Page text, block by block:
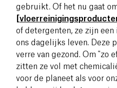
gebruikt. Of het nu gaat
of detergenten, ze zijn
ons dagelijks leven. Deze
verre van gezond. Om "zo
zitten ze vol met
voor de planeet als voor